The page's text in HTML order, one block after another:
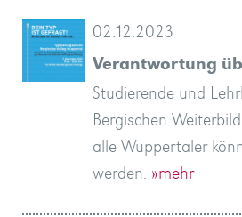
02.12.2023
Verantwortung
Studierende und
Bergischen
alle Wuppertaler
werden. »mehr